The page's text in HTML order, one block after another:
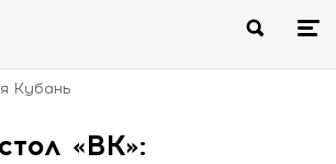
Кубань
«ВК»: